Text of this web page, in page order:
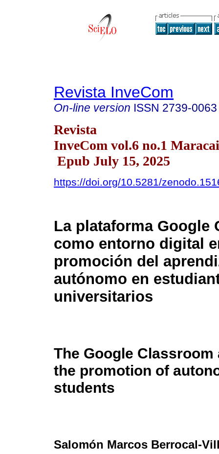
Revista InveCom
On-line version ISSN 2739-0063
Revista
InveCom vol.6 no.1
Epub July 15, 2025
https://doi.org/10.5281/
La plataforma Google
como entorno digital
promoción del
autónomo en
universitarios
The Google
the promotion of
students
Salomón Marcos Berrocal-